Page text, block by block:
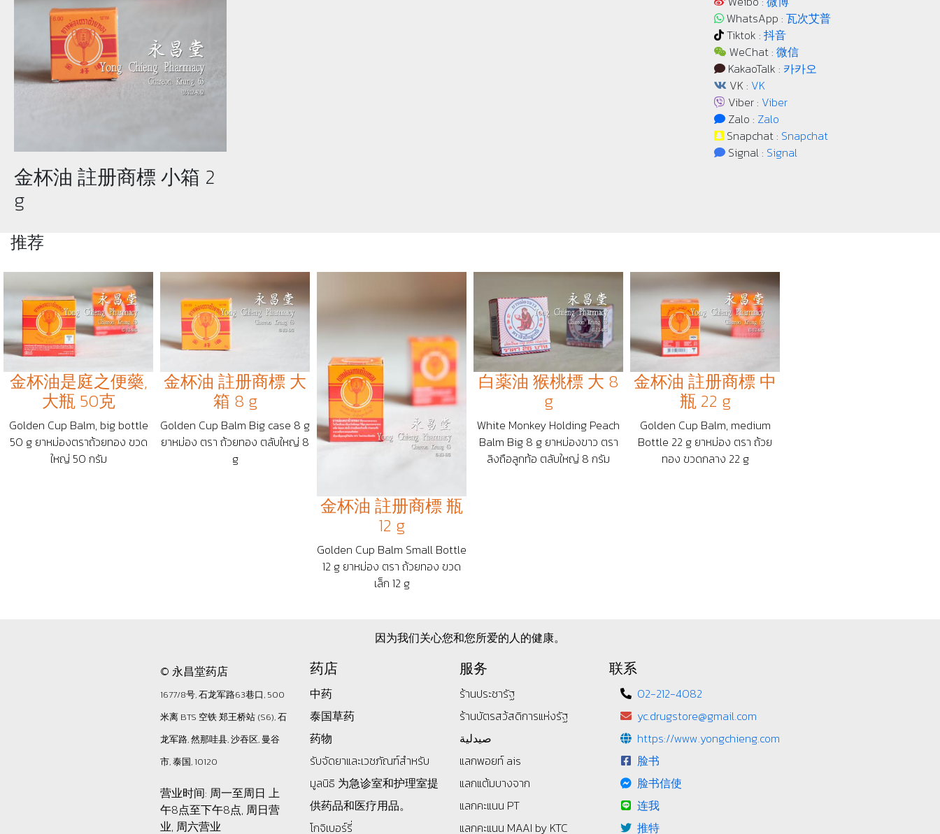
金杯油 註册商標 小箱 2
g
WhatsApp : 瓦次艾普
Tiktok : 抖音
WeChat : 微信
KakaoTalk : 카카오
VK : VK
Viber : Viber
Zalo : Zalo
Snapchat : Snapchat
Signal : Signal
推荐
金杯油是庭之便藥,
大瓶 50克
Golden Cup Balm, big bottle
50 g ยาหม่องตราถ้วยทอง ขวด
ใหญ่ 50 กรัม
金杯油 註册商標 大
箱 8 g
Golden Cup Balm Big case 8 g
ยาหม่อง ตรา ถ้วยทอง ตลับใหญ่ 8
g
金杯油 註册商標 瓶
12 g
Golden Cup Balm Small Bottle
12 g ยาหม่อง ตรา ถ้วยทอง ขวด
เล็ก 12 g
白薬油 猴桃標 大 8
g
White Monkey Holding Peach
Balm Big 8 g ยาหม่องขาว ตรา
ลิงถือลูกท้อ ตลับใหญ่ 8 กรัม
金杯油 註册商標 中
瓶 22 g
Golden Cup Balm, medium
Bottle 22 g ยาหม่อง ตรา ถ้วย
ทอง ขวดกลาง 22 g
因为我们关心您和您所爱的人的健康。
© 永昌堂药店
1677/8号, 石龙军路63巷口, 500
米离 BTS 空铁 郑王桥站 (S6), 石
龙军路, 然那哇县, 沙吞区, 曼谷
市, 泰国, 10120
营业时间: 周一至周日 上
午8点至下午8点, 周日营
业, 周六营业
药店
中药
泰国草药
药物
รับจัดยาและเวชภัณฑ์สำหรับ
มูลนิธิ 为急诊室和护理室提
供药品和医疗用品。
โกจิเบอร์รี่
服务
ร้านประชารัฐ
ร้านบัตรสว้สดิการแห่งรัฐ
صيدلية
แลกพอยท์ ais
แลกแต้มบางจาก
แลกคะแนน PT
แลกคะแนน MAAI by KTC
联系
02-212-4082
yc.drugstore@gmail.com
https://www.yongchieng.com
脸书
脸书信使
连我
推特